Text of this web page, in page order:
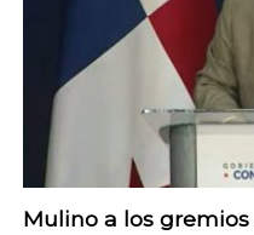
Mulino a los gremios